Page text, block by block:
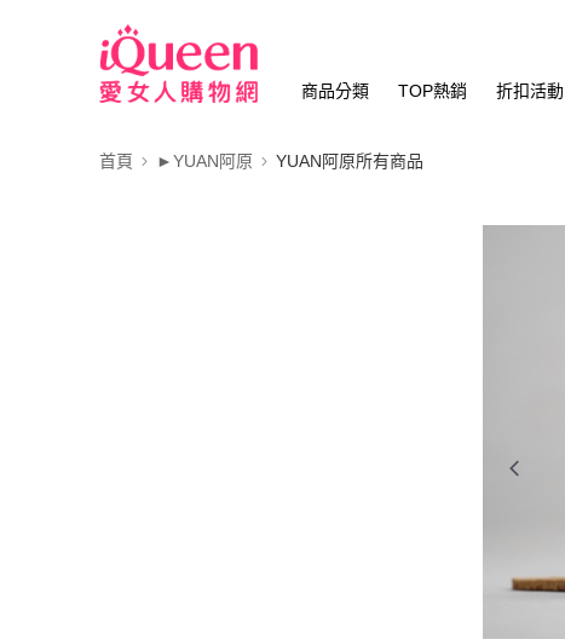
商品分類 TOP熱銷 折扣活動
首頁 ►YUAN阿原 YUAN阿原所有商品